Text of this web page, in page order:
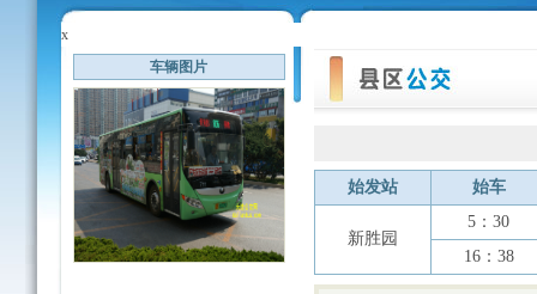
x
车辆图片
始发站 始车
新胜园
5：30
16：38